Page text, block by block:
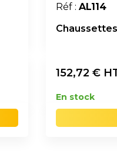
Réf : AL114
152,72 €
En stock